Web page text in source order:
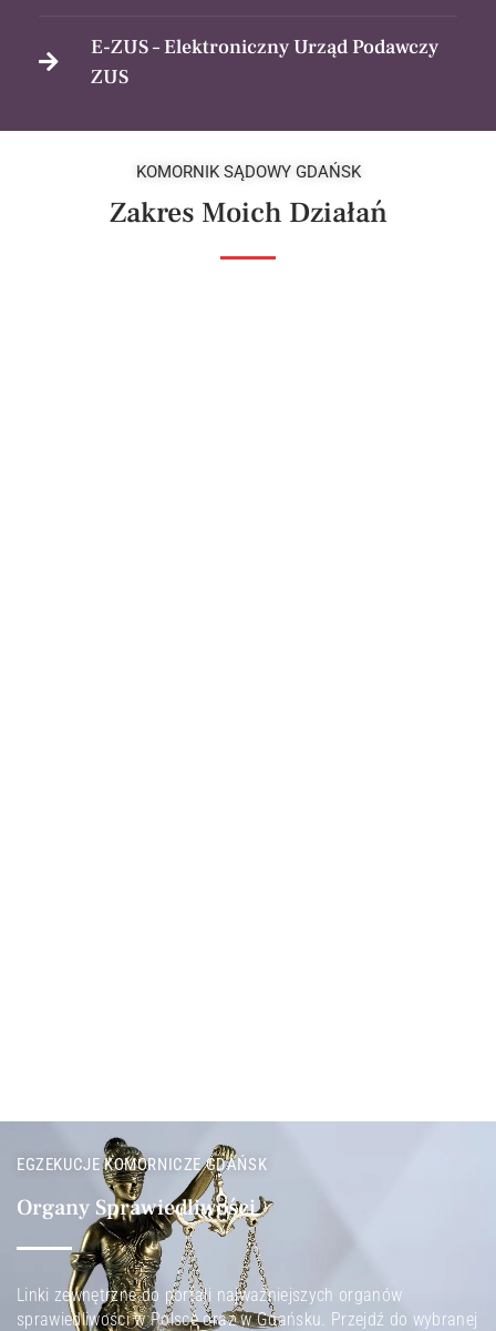
E-ZUS – Elektroniczny Urząd Podawczy
ZUS
KOMORNIK SĄDOWY GDAŃSK
Zakres Moich Działań
EGZEKUCJE KOMORNICZE GDAŃSK
Organy Sprawiedliwości
Linki zewnętrzne do portali najważniejszych organów
sprawiedliwości w Polsce oraz w Gdańsku. Przejdź do wybranej